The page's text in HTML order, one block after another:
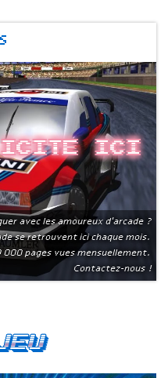
ici
avec les amoureux d'arcade ?
se retrouvent ici chaque mois.
000 pages vues mensuellement.
Contactez-nous !